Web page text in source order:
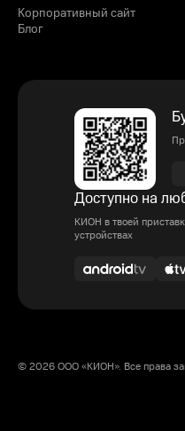
Корпоративный сайт
Блог
Доступно на
КИОН в твоей
устройствах
© 2026 ООО «КИОН». Все права